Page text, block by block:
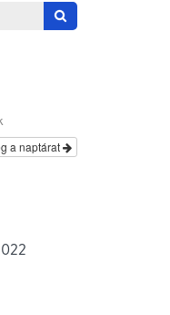
a naptárat